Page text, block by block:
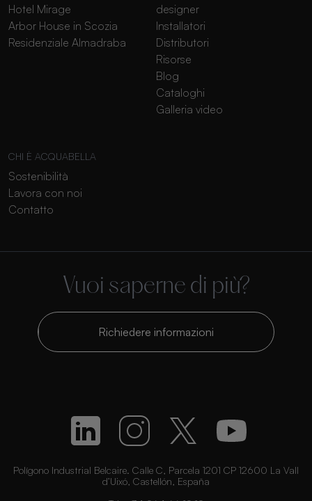
Hotel Mirage
Arbor House in Scozia
Residenziale Almadraba
designer
Installatori
Distributori
Risorse
Blog
Cataloghi
Galleria video
CHI È ACQUABELLA
Sostenibilità
Lavora con noi
Contatto
Vuoi saperne di più?
Richiedere informazioni
Polígono Industrial Belcaire. Calle C, Parcela 1201 CP 12600 La Vall
d’Uixó, Castellón, España